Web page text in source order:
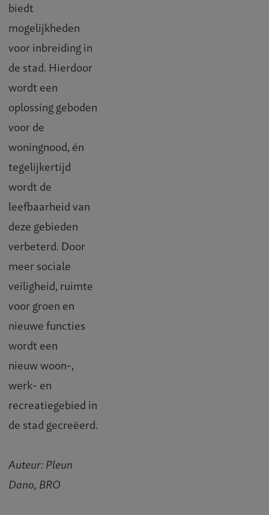
biedt
mogelijkheden
voor inbreiding in
de stad. Hierdoor
wordt een
oplossing geboden
voor de
woningnood, én
tegelijkertijd
wordt de
leefbaarheid van
deze gebieden
verbeterd. Door
meer sociale
veiligheid, ruimte
voor groen en
nieuwe functies
wordt een
nieuw woon-,
werk- en
recreatiegebied in
de stad gecreëerd.
Auteur: Pleun
Dano, BRO